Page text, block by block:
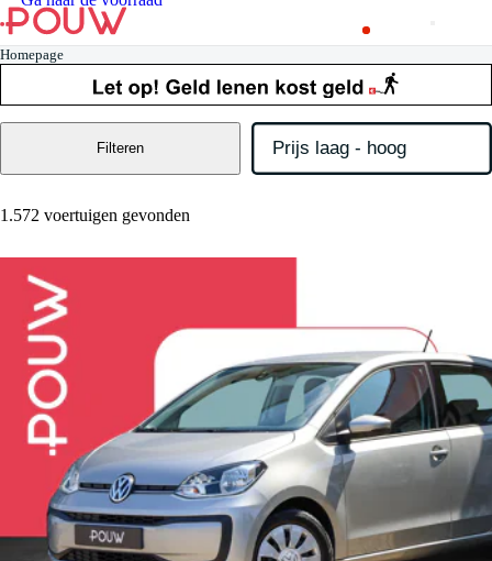
Homepage
1.572 voertuigen gevonden
Filteren